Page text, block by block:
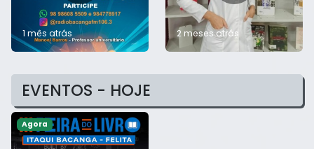
1 mês atrás 2 meses atrás
EVENTOS - HOJE
Agora